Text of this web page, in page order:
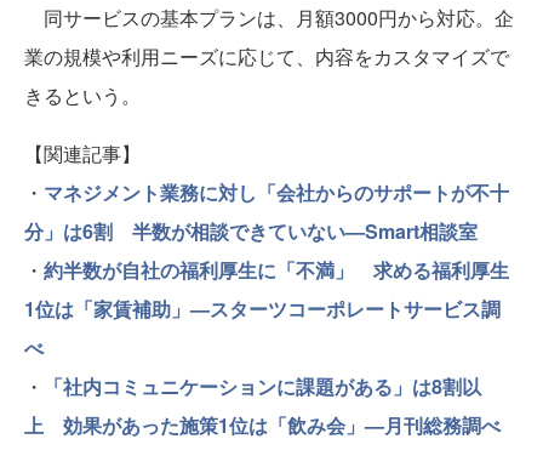
同サービスの基本プランは、月額3000円から対応。企
業の規模や利用ニーズに応じて、内容をカスタマイズで
きるという。
【関連記事】
・ マネジメント業務に対し「会社からのサポートが不十
分」は6割 半数が相談できていない—Smart相談室
・ 約半数が自社の福利厚生に「不満」 求める福利厚生
1位は「家賃補助」—スターツコーポレートサービス調
べ
・
「社内コミュニケーションに課題がある」は8割以
上 効果があった施策1位は「飲み会」—月刊総務調べ